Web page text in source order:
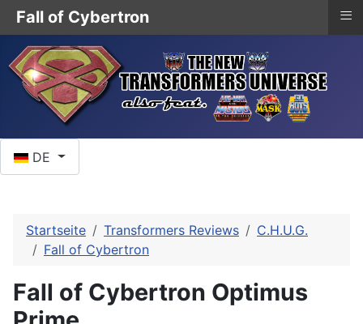
DE
Startseite Transformers Reviews
C.H.U.G.
Fall of Cybertron
Fall of Cybertron Optimus
Fall of Cybertron ≡